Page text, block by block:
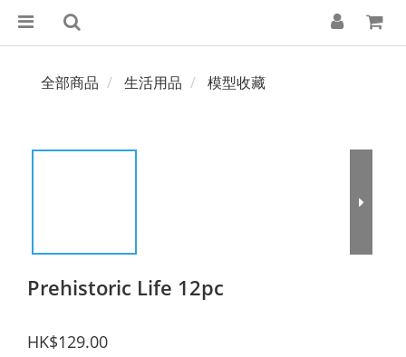
全部商品 生活用品 模型收藏
Prehistoric Life 12pc
HK$129.00